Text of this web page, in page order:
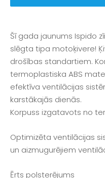
Šī gada jaunums Ispido
slēgta tipa motoķivere!
drošības standartiem.
termoplastiska ABS
efektīva ventilācijas
karstākajās dienās.
Korpuss izgatavots no
Optimizēta ventilācijas
un aizmugurējiem
Ērts polsterējums